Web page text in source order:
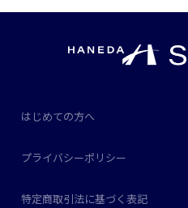
はじめての方へ
プライバシーポリシー
特定商取引法に基づく表記